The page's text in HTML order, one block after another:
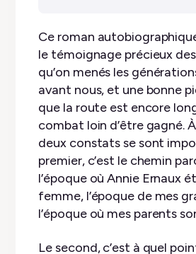
Ce roman
le témoignage précieux
qu’on menés les
avant nous, et une bonne
que la route est encore
combat loin d’être gagné.
deux constats se sont
premier, c’est le chemin
l’époque où Annie Ernaux
femme, l’époque de mes
l’époque où mes parents
Le second, c’est à quel